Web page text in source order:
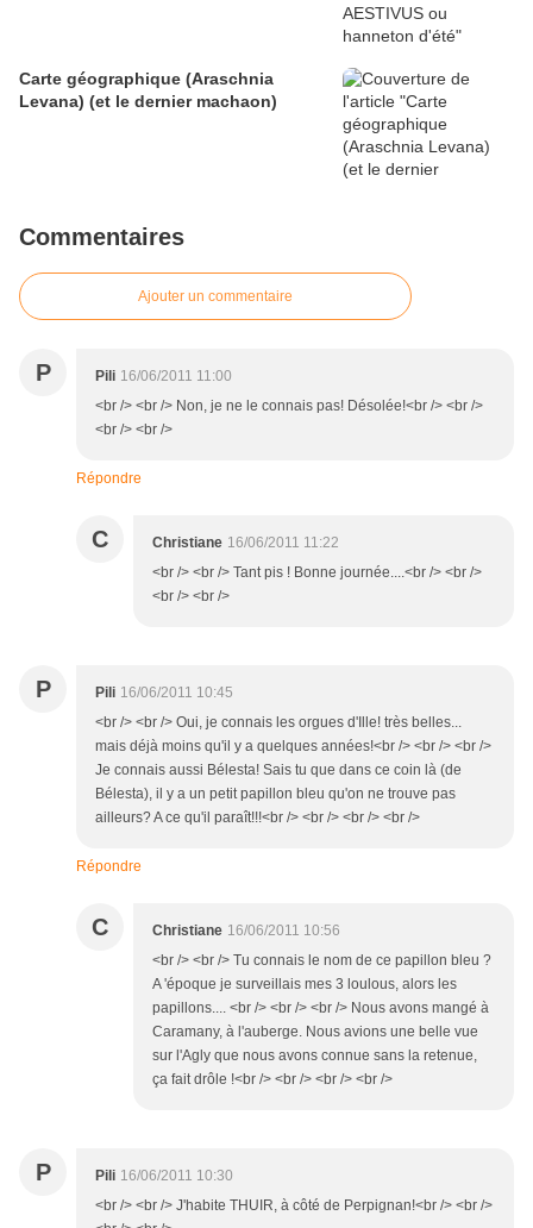
Carte géographique (Araschnia
Levana) (et le dernier machaon)
Commentaires
Ajouter un commentaire
P Pili 16/06/2011 11:00
<br /> <br /> Non, je ne le connais pas! Désolée!<br /> <br />
<br /> <br />
Répondre
C Christiane 16/06/2011 11:22
<br /> <br /> Tant pis ! Bonne journée....<br /> <br />
<br /> <br />
P Pili 16/06/2011 10:45
<br /> <br /> Oui, je connais les orgues d'Ille! très belles...
mais déjà moins qu'il y a quelques années!<br /> <br /> <br />
Je connais aussi Bélesta! Sais tu que dans ce coin là (de
Bélesta), il y a un petit papillon bleu qu'on ne trouve pas
ailleurs? A ce qu'il paraît!!!<br /> <br /> <br /> <br />
Répondre
C Christiane 16/06/2011 10:56
<br /> <br /> Tu connais le nom de ce papillon bleu ?
A 'époque je surveillais mes 3 loulous, alors les
papillons.... <br /> <br /> <br /> Nous avons mangé à
Caramany, à l'auberge. Nous avions une belle vue
sur l'Agly que nous avons connue sans la retenue,
ça fait drôle !<br /> <br /> <br /> <br />
P Pili 16/06/2011 10:30
<br /> <br /> J'habite THUIR, à côté de Perpignan!<br /> <br />